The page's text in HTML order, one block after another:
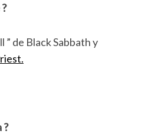
” de Black Sabbath y
?